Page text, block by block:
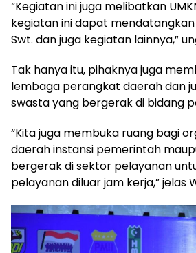
“Kegiatan ini juga melibatkan
kegiatan ini dapat
Swt. dan juga kegiatan lainnya,”
Tak hanya itu, pihaknya juga
lembaga perangkat daerah dan
swasta yang bergerak di bidang
“Kita juga membuka ruang bagi
daerah instansi pemerintah
bergerak di sektor pelayanan
pelayanan diluar jam kerja,” jelas